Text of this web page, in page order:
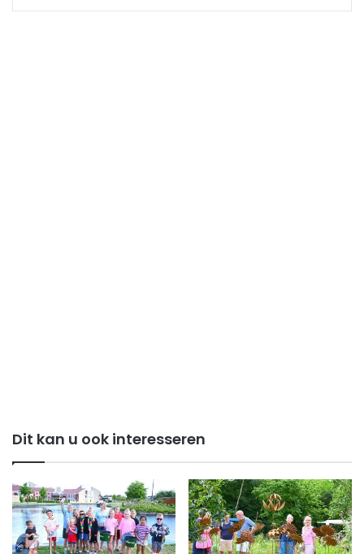
Dit kan u ook interesseren